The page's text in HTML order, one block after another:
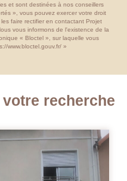
et sont destinées à nos conseillers
», vous pouvez exercer votre droit
faire rectifier en contactant Projet
vous informons de l'existence de la
« Bloctel », sur laquelle vous
www.bloctel.gouv.fr/ »
recherche